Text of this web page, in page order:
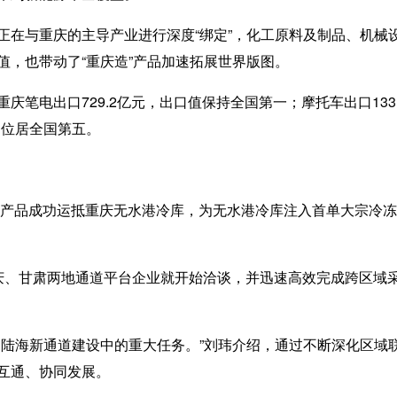
重庆的主导产业进行深度“绑定”，化工原料及制品、机械
也带动了“重庆造”产品加速拓展世界版图。
电出口729.2亿元，出口值保持全国第一；摩托车出口
居全国第五。
功运抵重庆无水港冷库，为无水港冷库注入首单大宗冷
肃两地通道平台企业就开始洽谈，并迅速高效完成跨区域
新通道建设中的重大任务。”刘玮介绍，通过不断深化区域
、协同发展。